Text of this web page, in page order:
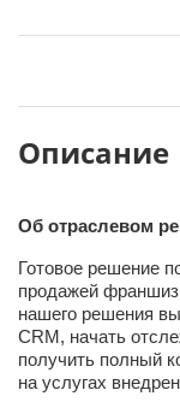
Описание
Об отраслевом
Готовое решение
продажей
нашего решения
CRM, начать
получить полный
на услугах